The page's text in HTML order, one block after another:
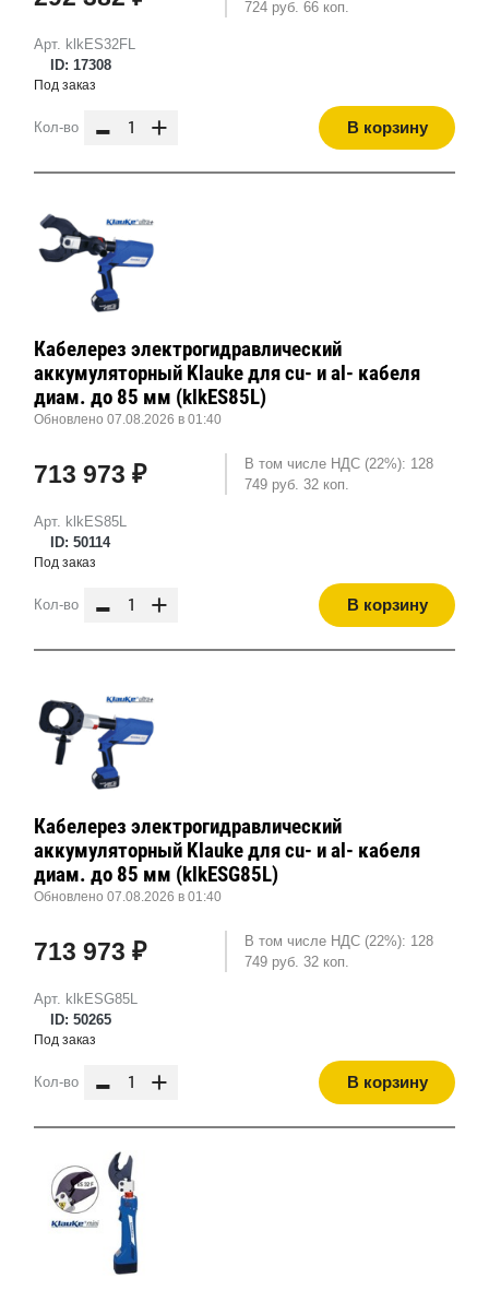
Арт. klkES32FL
ID: 17308
724 руб. 66 коп.
Под заказ
Кол-во - + В корзину
Арт. klkES85L
ID: 50114
Кабелерез электрогидравлический
аккумуляторный Klauke для cu- и al- кабеля
диам. до 85 мм (klkES85L)
Обновлено 07.08.2026 в 01:40
713 973 ₽
В том числе НДС (22%): 128
749 руб. 32 коп.
Под заказ
Кол-во - + В корзину
Арт. klkESG85L
ID: 50265
Кабелерез электрогидравлический
аккумуляторный Klauke для cu- и al- кабеля
диам. до 85 мм (klkESG85L)
Обновлено 07.08.2026 в 01:40
713 973 ₽
В том числе НДС (22%): 128
749 руб. 32 коп.
Под заказ
Кол-во - + В корзину